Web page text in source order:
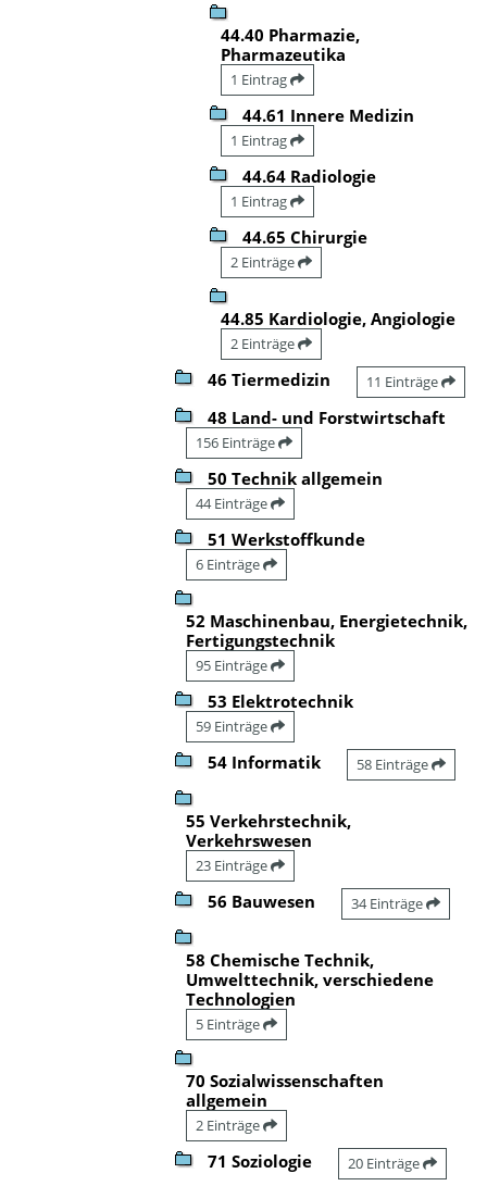
44.40 Pharmazie,
Pharmazeutika
1 Eintrag
44.61 Innere Medizin
1 Eintrag
44.64 Radiologie
1 Eintrag
44.65 Chirurgie
2 Einträge
44.85 Kardiologie, Angiologie
2 Einträge
46 Tiermedizin 11 Einträge
48 Land- und Forstwirtschaft
156 Einträge
50 Technik allgemein
44 Einträge
51 Werkstoffkunde
6 Einträge
52 Maschinenbau, Energietechnik,
Fertigungstechnik
95 Einträge
53 Elektrotechnik
59 Einträge
54 Informatik 58 Einträge
55 Verkehrstechnik,
Verkehrswesen
23 Einträge
56 Bauwesen 34 Einträge
58 Chemische Technik,
Umwelttechnik, verschiedene
Technologien
5 Einträge
70 Sozialwissenschaften
allgemein
2 Einträge
71 Soziologie 20 Einträge